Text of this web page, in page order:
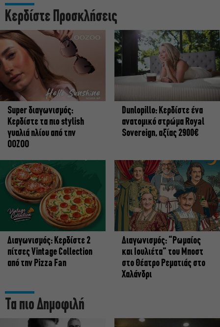
Κερδίστε Προσκλήσεις
Super διαγωνισμός:
Κερδίστε τα πιο stylish
γυαλιά ηλίου από την
OOZOO
Dunlopillo: Κερδίστε ένα
ανατομικό στρώμα Royal
Sovereign, αξίας 2900€
Διαγωνισμός: Κερδίστε 2
πίτσες Vintage Collection
από την Pizza Fan
Διαγωνισμός: “Ρωμαίος
και Ιουλιέτα” του Μποστ
στο Θέατρο Ρεματιάς στο
Χαλάνδρι
Τα πιο Δημοφιλή